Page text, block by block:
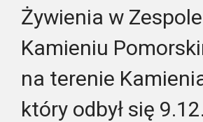
Żywienia w
Kamieniu
na terenie
który odbył się